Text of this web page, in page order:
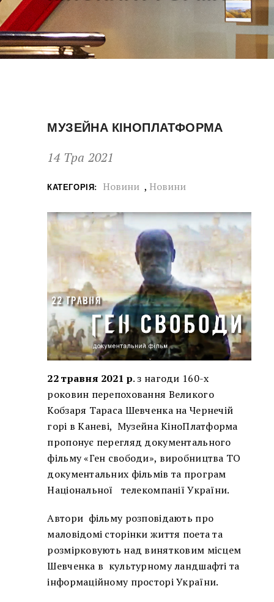
МУЗЕЙНА КІНОПЛАТФОРМА
14 Тра 2021
КАТЕГОРІЯ: Новини , Новини
22 травня 2021 р. з нагоди 160-х
роковин перепоховання Великого
Кобзаря Тараса Шевченка на Чернечій
горі в Каневі, Музейна КіноПлатформа
пропонує перегляд документального
фільму «Ген свободи», виробництва ТО
документальних фільмів та програм
Національної телекомпанії України.
Автори фільму розповідають про
маловідомі сторінки життя поета та
розмірковують над винятковим місцем
Шевченка в культурному ландшафті та
інформаційному просторі України.